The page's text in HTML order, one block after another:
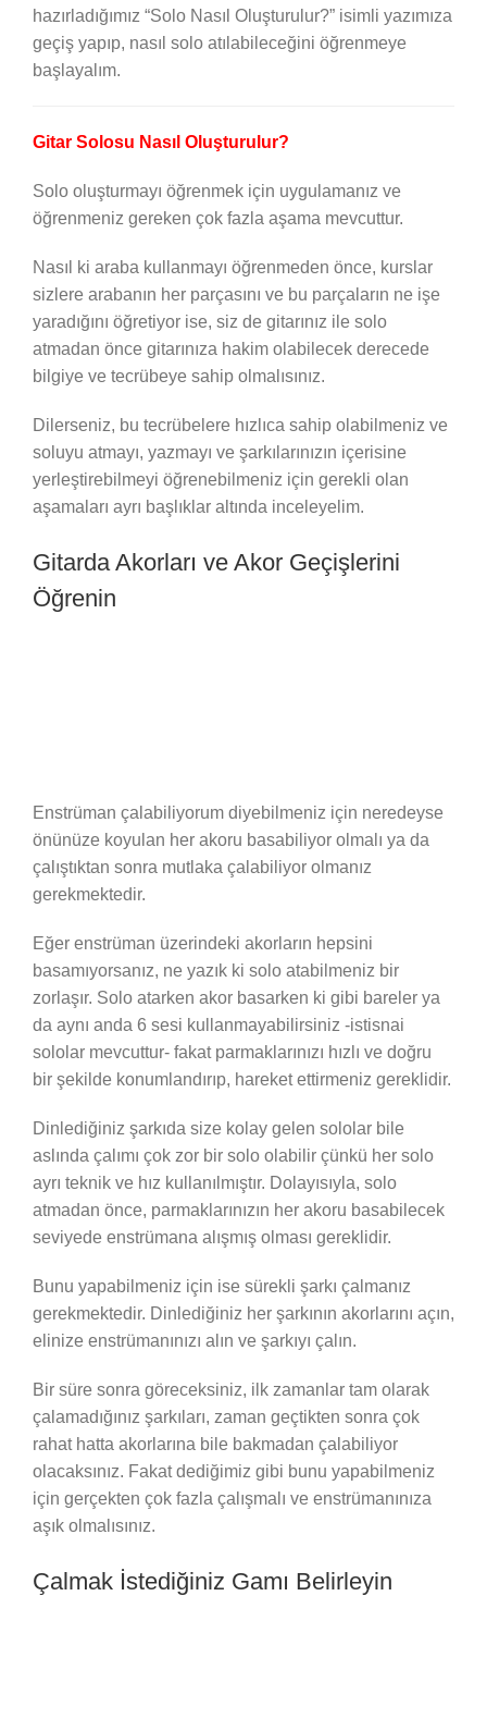
hazırladığımız “Solo Nasıl Oluşturulur?” isimli yazımıza
geçiş yapıp, nasıl solo atılabileceğini öğrenmeye
başlayalım.
Gitar Solosu Nasıl Oluşturulur?
Solo oluşturmayı öğrenmek için uygulamanız ve
öğrenmeniz gereken çok fazla aşama mevcuttur.
Nasıl ki araba kullanmayı öğrenmeden önce, kurslar
sizlere arabanın her parçasını ve bu parçaların ne işe
yaradığını öğretiyor ise, siz de gitarınız ile solo
atmadan önce gitarınıza hakim olabilecek derecede
bilgiye ve tecrübeye sahip olmalısınız.
Dilerseniz, bu tecrübelere hızlıca sahip olabilmeniz ve
soluyu atmayı, yazmayı ve şarkılarınızın içerisine
yerleştirebilmeyi öğrenebilmeniz için gerekli olan
aşamaları ayrı başlıklar altında inceleyelim.
Gitarda Akorları ve Akor Geçişlerini
Öğrenin
Enstrüman çalabiliyorum diyebilmeniz için neredeyse
önünüze koyulan her akoru basabiliyor olmalı ya da
çalıştıktan sonra mutlaka çalabiliyor olmanız
gerekmektedir.
Eğer enstrüman üzerindeki akorların hepsini
basamıyorsanız, ne yazık ki solo atabilmeniz bir
zorlaşır. Solo atarken akor basarken ki gibi bareler ya
da aynı anda 6 sesi kullanmayabilirsiniz -istisnai
sololar mevcuttur- fakat parmaklarınızı hızlı ve doğru
bir şekilde konumlandırıp, hareket ettirmeniz gereklidir.
Dinlediğiniz şarkıda size kolay gelen sololar bile
aslında çalımı çok zor bir solo olabilir çünkü her solo
ayrı teknik ve hız kullanılmıştır. Dolayısıyla, solo
atmadan önce, parmaklarınızın her akoru basabilecek
seviyede enstrümana alışmış olması gereklidir.
Bunu yapabilmeniz için ise sürekli şarkı çalmanız
gerekmektedir. Dinlediğiniz her şarkının akorlarını açın,
elinize enstrümanınızı alın ve şarkıyı çalın.
Bir süre sonra göreceksiniz, ilk zamanlar tam olarak
çalamadığınız şarkıları, zaman geçtikten sonra çok
rahat hatta akorlarına bile bakmadan çalabiliyor
olacaksınız. Fakat dediğimiz gibi bunu yapabilmeniz
için gerçekten çok fazla çalışmalı ve enstrümanınıza
aşık olmalısınız.
Çalmak İstediğiniz Gamı Belirleyin